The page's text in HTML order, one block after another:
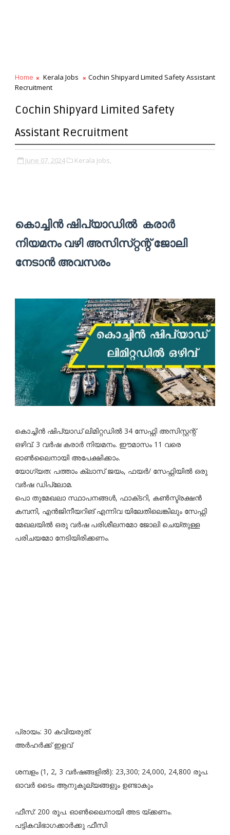
Home Kerala Jobs
Cochin Shipyard Limited Safety Assistant
Recruitment
Cochin Shipyard Limited Safety
Assistant Recruitment
June 07, 2024 Kerala Jobs,
കൊച്ചിൻ ഷിപ്‌യാഡിൽ കരാർ
നിയമനം വഴി അസിസ്‌റ്റന്റ് ജോലി
നേടാൻ അവസരം
കൊച്ചിൻ ഷിപ്യാഡ് ലിമിറ്റഡിൽ 34 സേഫ്റ്റി അസിസ്റ്റന്റ്
ഒഴിവ്. 3 വർഷ കരാർ നിയമനം. ഈമാസം 11 വരെ
ഓൺലൈനായി അപേക്ഷിക്കാം.
യോഗ്യത: പത്താം ക്ലാസ് ജയം, ഫയർ/ സേഫ്റ്റിയിൽ ഒരു
വർഷ ഡിപ്ലോമ.
പൊ തുമേഖലാ സ്ഥാപനങ്ങൾ, ഫാക്‌ടറി, കൺസ്ട്രക്ഷൻ
കമ്പനി, എൻജിനീയറിങ്‌ എന്നിവ യിലേതിലെങ്കിലും സേഫ്റ്റി
മേഖലയിൽ ഒരു വർഷ പരിശീലനമോ ജോലി ചെയ്‌തുള്ള
പരിചയമോ നേടിയിരിക്കണം.
പ്രായം: 30 കവിയരുത്.
അർഹർക്ക് ഇളവ്
ശമ്പളം (1, 2, 3 വർഷങ്ങളിൽ): 23,300; 24,000, 24,800 രൂപ.
ഓവർ ടൈം ആനുകൂല്യങ്ങളും ഉണ്ടാകും
ഫീസ്: 200 രൂപ. ഓൺലൈനായി അട യ്ക്കണം.
പട്ടികവിഭാഗക്കാർക്കു ഫീസി